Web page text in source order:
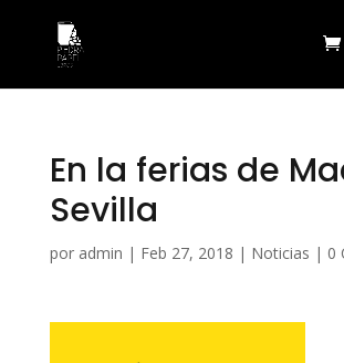
En la ferias de
Sevilla
por admin | Feb 27, 2018 | Noticias | 0